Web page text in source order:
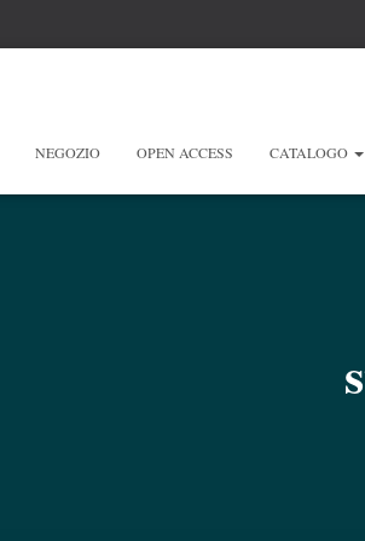
NEGOZIO OPEN ACCESS CATALOGO